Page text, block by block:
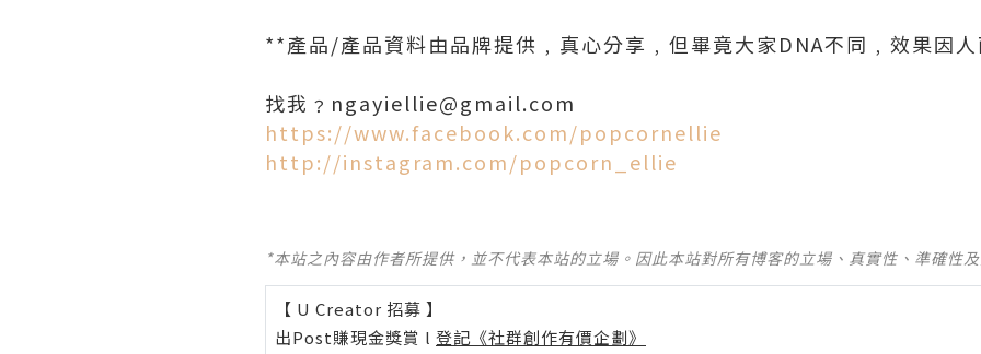
**產品/產品資料由品牌提供﹐真心分享﹐但畢竟大家DNA不同﹐效果因
找我﹖ngayiellie@gmail.com
https://www.facebook.com/popcornellie
http://instagram.com/popcorn_ellie
*本站之內容由作者所提供，並不代表本站的立場。因此本站對所有博客的立場、真實性、準確性
【 U Creator 招募 】
出Post賺現金獎賞 l 登記《社群創作有價企劃》